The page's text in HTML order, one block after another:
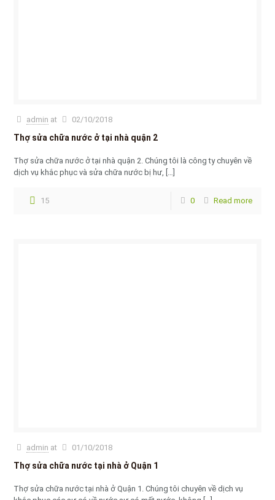
admin at 02/10/2018
Thợ sửa chữa nước ở tại nhà quận 2
Thợ sửa chữa nước ở tại nhà quận 2. Chúng tôi là công ty chuyên về
dịch vụ khắc phục và sửa chữa nước bị hư,
15 0 Read more
admin at 01/10/2018
Thợ sửa chữa nước tại nhà ở Quận 1
Thợ sửa chữa nước tại nhà ở Quận 1. Chúng tôi chuyên về dịch vụ